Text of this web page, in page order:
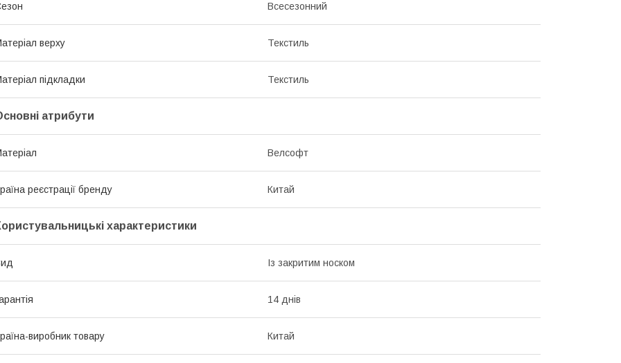
Всесезонний
верху Текстиль
підкладки Текстиль
атрибути
Велсофт
реєстрації бренду Китай
характеристики
Із закритим носком
14 днів
виробник товару Китай